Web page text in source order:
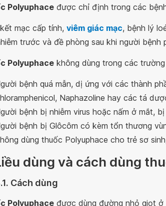
Polyuphace được chỉ định trong các
mạc cấp tính, viêm giác mạc, bệnh lý
trước và đề phòng sau khi người bệnh
Polyuphace không dùng trong các trường
bệnh quá mẫn, dị ứng với các thành
Naphazoline hay các tá
bệnh bị nhiễm virus hoặc nấm ở mắt,
bệnh bị Glôcôm có kèm tổn thương
dùng thuốc Polyuphace cho trẻ sơ
dùng và cách dùng
Cách dùng
Polyuphace được dùng đường nhỏ giọt ở